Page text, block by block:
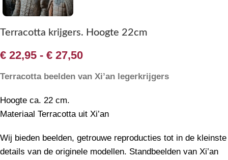
Terracotta krijgers. Hoogte 22cm
€ 22,95 - € 27,50
Terracotta beelden van Xi’an legerkrijgers
Hoogte ca. 22 cm.
Materiaal Terracotta uit Xi’an
Wij bieden beelden, getrouwe reproducties tot in de kleinste
details van de originele modellen. Standbeelden van Xi’an